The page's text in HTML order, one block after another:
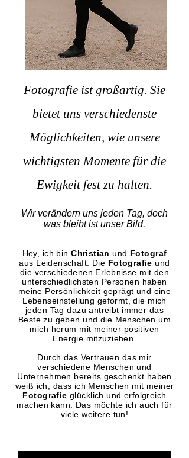
Fotografie ist großartig. Sie
bietet uns verschiedenste
Möglichkeiten, wie unsere
wichtigsten Momente für die
Ewigkeit fest zu halten.
Wir verändern uns jeden Tag, doch
was bleibt ist unser Bild.
Hey, ich binChristian und Fotograf
aus Leidenschaft. Die Fotografie und
die verschiedenen Erlebnisse mit den
unterschiedlichsten Personen haben
meine Persönlichkeit geprägt und eine
Lebenseinstellung geformt, die mich
jeden Tag dazu antreibt immer das
Beste zu geben und die Menschen um
mich herum mit meiner positiven
Energie mitzuziehen.
Durch das Vertrauen das mir
verschiedene Menschen und
Unternehmen bereits geschenkt haben
weiß ich, dass ich Menschen mit meiner
Fotografie glücklich und erfolgreich
machen kann. Das möchte ich auch für
viele weitere tun!